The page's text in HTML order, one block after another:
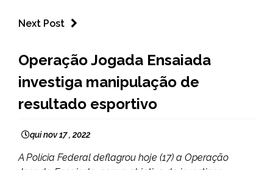
Next Post
ESPORTES
NOTÍCIAS
Operação Jogada Ensaiada
investiga manipulação de
resultado esportivo
qui nov 17 , 2022
A Polícia Federal deflagrou hoje (17) a Operação